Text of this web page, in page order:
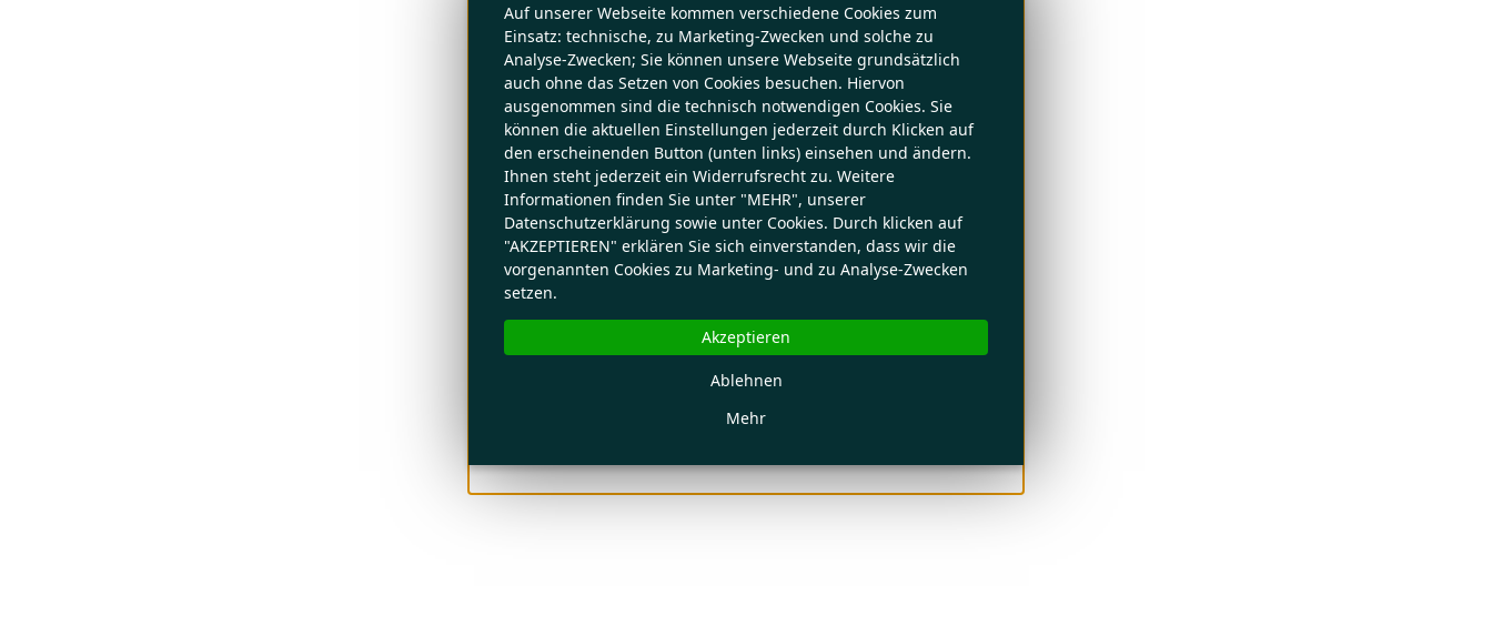
Auf unserer Webseite kommen verschiedene Cookies zum
Einsatz: technische, zu Marketing-Zwecken und solche zu
Analyse-Zwecken; Sie können unsere Webseite grundsätzlich
auch ohne das Setzen von Cookies besuchen. Hiervon
ausgenommen sind die technisch notwendigen Cookies. Sie
können die aktuellen Einstellungen jederzeit durch Klicken auf
den erscheinenden Button (unten links) einsehen und ändern.
Ihnen steht jederzeit ein Widerrufsrecht zu. Weitere
Informationen finden Sie unter "MEHR", unserer
Datenschutzerklärung sowie unter Cookies. Durch klicken auf
"AKZEPTIEREN" erklären Sie sich einverstanden, dass wir die
vorgenannten Cookies zu Marketing- und zu Analyse-Zwecken
setzen.
Mehr
Ablehnen
Akzeptieren